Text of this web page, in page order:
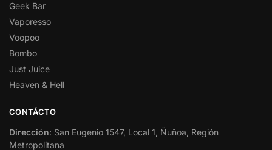
Geek Bar
Vaporesso
Voopoo
Bombo
Just Juice
Heaven & Hell
CONTÁCTO
Dirección: San Eugenio 1547, Local 1, Ñuñoa, Región
Metropolitana